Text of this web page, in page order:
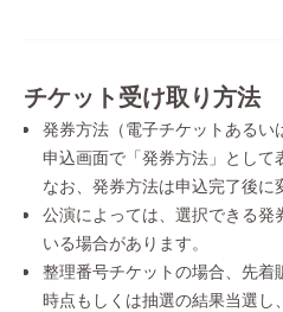
チケット受け取り方法
発券方法（電子チケットある
申込画面で「発券方法」として
なお、発券方法は申込完了後に
公演によっては、選択できる発
いる場合があります。
整理番号チケットの場合、先着
時点もしくは抽選の結果当選